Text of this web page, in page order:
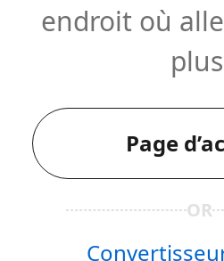
endroit où
Page
OR